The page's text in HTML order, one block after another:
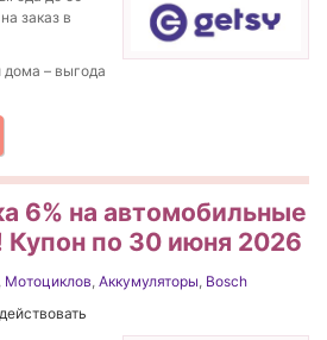
заказ в
дома – выгода
6% на автомобильные
Купон по 30 июня 2026
, Мотоциклов, Аккумуляторы, Bosch